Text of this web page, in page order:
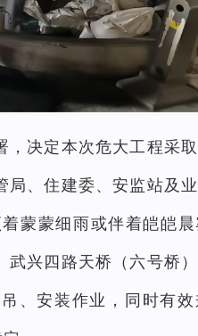
决定本次危大工程采
、住建委、安监站及
蒙蒙细雨或伴着皑皑
兴四路天桥（六号桥）
、安装作业，同时有